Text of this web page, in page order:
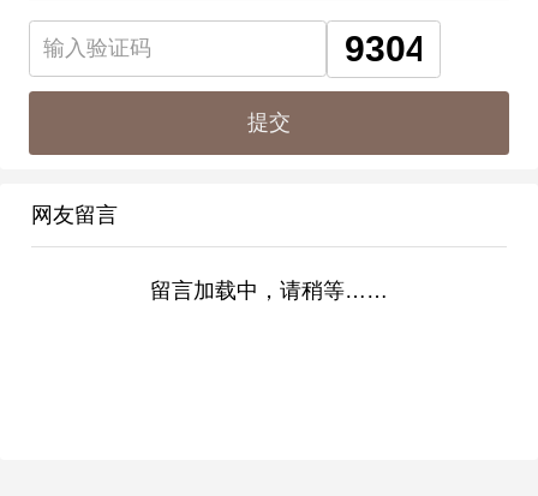
网友留言
留言加载中，请稍等……